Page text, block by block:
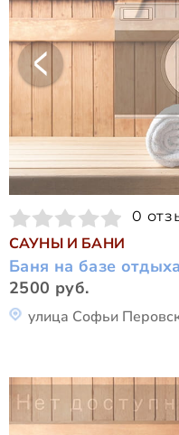
0
САУНЫ И БАНИ
Баня на базе
2500 руб.
улица Софьи